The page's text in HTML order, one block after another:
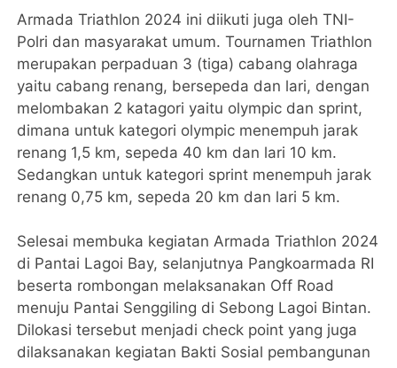
Armada Triathlon 2024 ini diikuti juga oleh TNI-
Polri dan masyarakat umum. Tournamen Triathlon
merupakan perpaduan 3 (tiga) cabang olahraga
yaitu cabang renang, bersepeda dan lari, dengan
melombakan 2 katagori yaitu olympic dan sprint,
dimana untuk kategori olympic menempuh jarak
renang 1,5 km, sepeda 40 km dan lari 10 km.
Sedangkan untuk kategori sprint menempuh jarak
renang 0,75 km, sepeda 20 km dan lari 5 km.
Selesai membuka kegiatan Armada Triathlon 2024
di Pantai Lagoi Bay, selanjutnya Pangkoarmada RI
beserta rombongan melaksanakan Off Road
menuju Pantai Senggiling di Sebong Lagoi Bintan.
Dilokasi tersebut menjadi check point yang juga
dilaksanakan kegiatan Bakti Sosial pembangunan